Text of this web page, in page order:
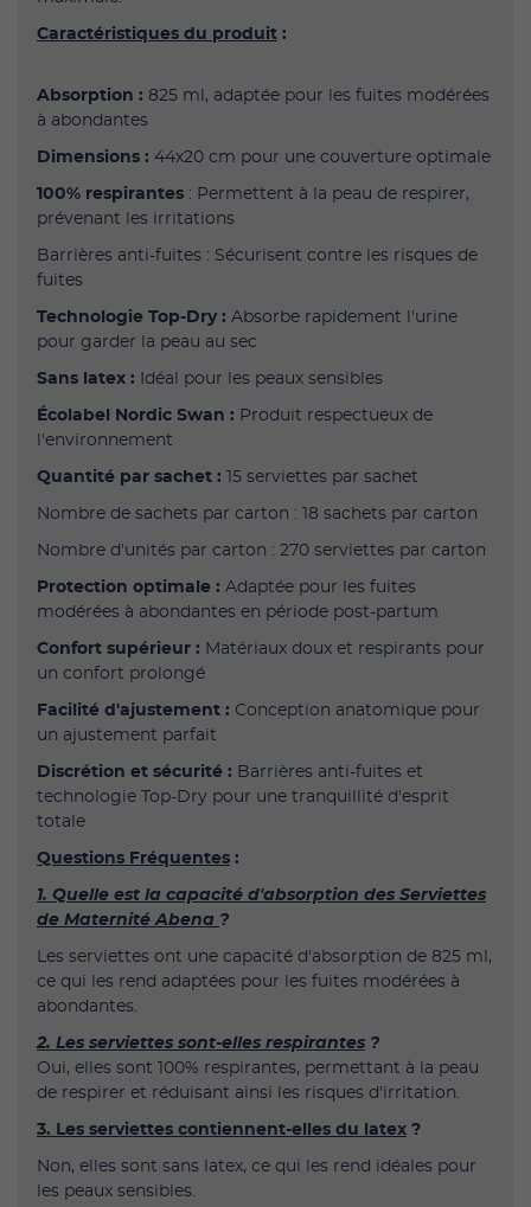
Caractéristiques du produit :
Absorption : 825 ml, adaptée pour les fuites modérées
à abondantes
Dimensions : 44x20 cm pour une couverture optimale
100% respirantes : Permettent à la peau de respirer,
prévenant les irritations
Barrières anti-fuites : Sécurisent contre les risques de
fuites
Technologie Top-Dry : Absorbe rapidement l'urine
pour garder la peau au sec
Sans latex : Idéal pour les peaux sensibles
Écolabel Nordic Swan : Produit respectueux de
l'environnement
Quantité par sachet : 15 serviettes par sachet
Nombre de sachets par carton : 18 sachets par carton
Nombre d'unités par carton : 270 serviettes par carton
Protection optimale : Adaptée pour les fuites
modérées à abondantes en période post-partum
Confort supérieur : Matériaux doux et respirants pour
un confort prolongé
Facilité d'ajustement : Conception anatomique pour
un ajustement parfait
Discrétion et sécurité : Barrières anti-fuites et
technologie Top-Dry pour une tranquillité d'esprit
totale
Questions Fréquentes :
1. Quelle est la capacité d'absorption des Serviettes
de Maternité Abena ?
Les serviettes ont une capacité d'absorption de 825 ml,
ce qui les rend adaptées pour les fuites modérées à
abondantes.
2. Les serviettes sont-elles respirantes ?
Oui, elles sont 100% respirantes, permettant à la peau
de respirer et réduisant ainsi les risques d'irritation.
3. Les serviettes contiennent-elles du latex ?
Non, elles sont sans latex, ce qui les rend idéales pour
les peaux sensibles.